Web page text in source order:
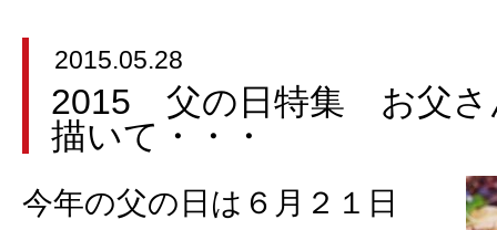
2015.05.28
2015 父の日特集 お父さ
描いて・・・
今年の父の日は６月２１日